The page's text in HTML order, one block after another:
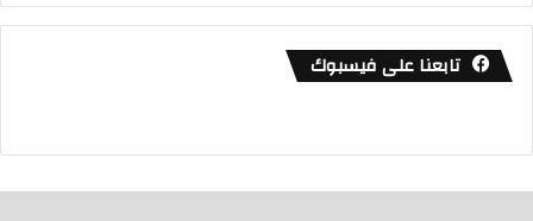
تابعنا على فيسبوك